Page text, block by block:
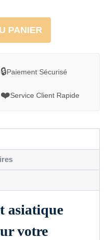
PANIER
🔒Paiement Sécurisé
❤️Service Client Rapide
asiatique
votre